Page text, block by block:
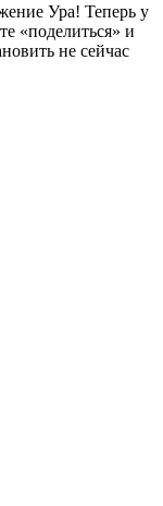
Ура! Теперь у
«поделиться» и
не сейчас